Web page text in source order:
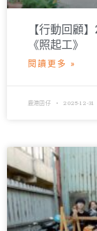
【行動回顧
《照起工》
閱讀更多 »
鹿港囝仔 2025-12-31